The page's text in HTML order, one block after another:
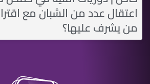
اعتقال عدد من الشبان مع
من يشرف عليها؟